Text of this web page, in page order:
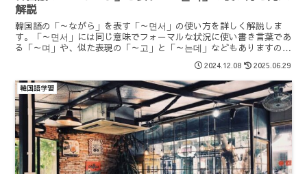
解説
韓国語の「～ながら」を表す「～면서」の使い方を詳しく解説しま
す。「～면서」には同じ意味でフォ－マルな状況に使い書き言葉であ
る「～며」や、似た表現の「～고」と「～는데」などもありますので
2024.12.08 2025.06.29
韓国語学習